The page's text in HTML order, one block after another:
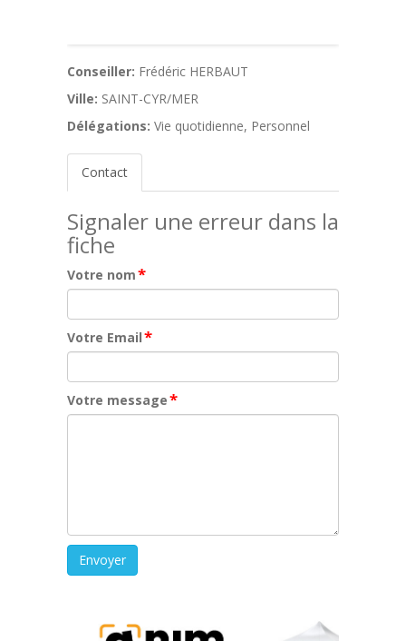
Conseiller: Frédéric HERBAUT
Ville: SAINT-CYR/MER
Délégations: Vie quotidienne, Personnel
Contact
Signaler une erreur dans la
fiche
Votre nom*
Votre Email*
Votre message*